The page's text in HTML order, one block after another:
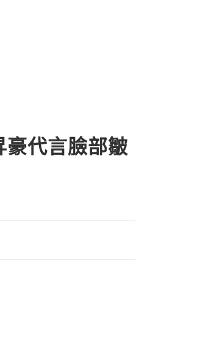
代言臉部皺